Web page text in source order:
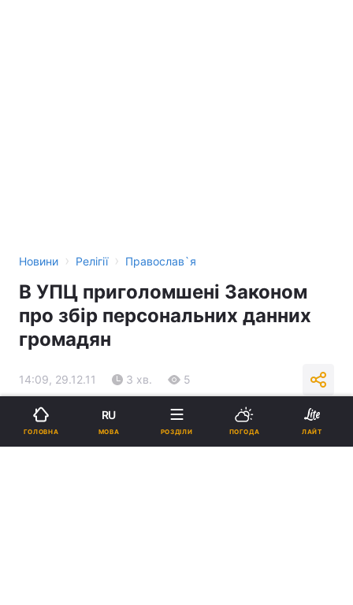
Новини › Релігії › Православ`я
В УПЦ приголомшені Законом
про збір персональних данних
громадян
14:09, 29.12.11 3 хв. 5
Підпишіться на нас в Google
ГОЛОВНА
RU
МОВА РОЗДІЛИ ПОГОДА ЛАЙТ